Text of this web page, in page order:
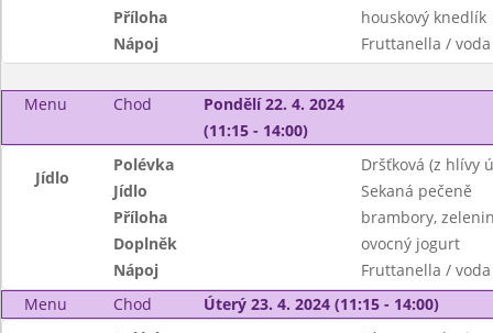
Příloha
houskový knedlík
Nápoj
Fruttanella / voda
Menu Chod
Pondělí 22. 4. 2024
(11:15 - 14:00)
Jídlo
Polévka
Dršťková (z hlívy
Jídlo
Sekaná pečeně
Příloha
brambory,
Doplněk
ovocný jogurt
Nápoj
Fruttanella / voda
Menu
Chod Úterý 23. 4. 2024 (11:15 - 14:00)